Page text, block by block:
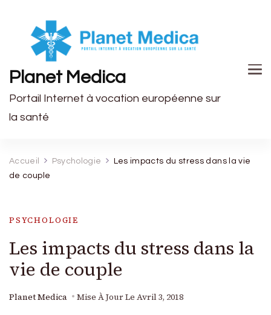
Planet Medica
Portail Internet à vocation européenne sur
la santé
Accueil Psychologie
Les impacts du stress dans la vie
de couple
PSYCHOLOGIE
Les impacts du stress dans la
vie de couple
Planet Medica Mise À Jour Le Avril 3, 2018